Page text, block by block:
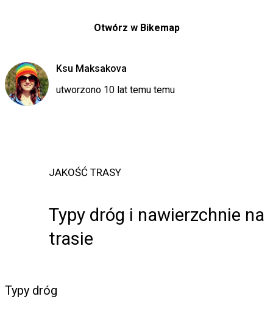
Otwórz w Bikemap
Ksu Maksakova
utworzono 10 lat temu temu
JAKOŚĆ TRASY
Typy dróg i nawierzchnie na
trasie
Typy dróg